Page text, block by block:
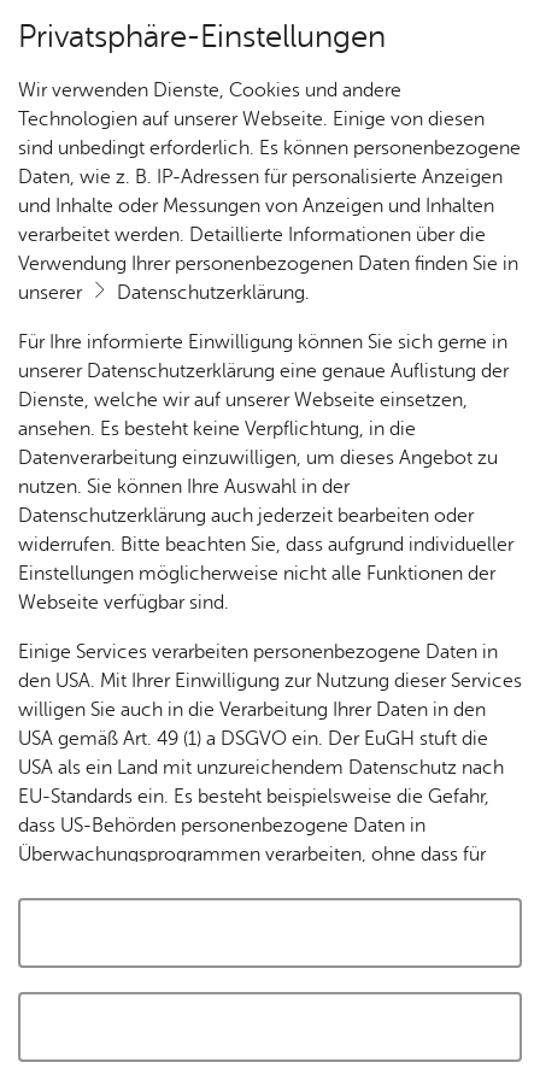
Kartenansicht
Cookie-Hinweis
Zum Laden dieser Karte wird eine Verbindung zu externen
Servern hergestellt. Diese verwenden Cookies und andere
Tracking-Technologien, um die Bedienung zu
personalisieren und zu verbessern. Weitere Informationen
finden Sie in unsererDatenschutzerklärung
Cookies akzeptieren und Karte laden
Privatsphäre-Einstellungen
Wir verwenden Dienste, Cookies und andere
Technologien auf unserer Webseite. Einige von diesen
sind unbedingt erforderlich. Es können personenbezogene
Daten, wie z. B. IP-Adressen für personalisierte Anzeigen
und Inhalte oder Messungen von Anzeigen und Inhalten
verarbeitet werden. Detaillierte Informationen über die
Verwendung Ihrer personenbezogenen Daten finden Sie in
unserer
Datenschutzerklärung.
Für Ihre informierte Einwilligung können Sie sich gerne in
unserer Datenschutzerklärung eine genaue Auflistung der
Dienste, welche wir auf unserer Webseite einsetzen,
ansehen. Es besteht keine Verpflichtung, in die
Datenverarbeitung einzuwilligen, um dieses Angebot zu
nutzen. Sie können Ihre Auswahl in der
Datenschutzerklärung auch jederzeit bearbeiten oder
widerrufen. Bitte beachten Sie, dass aufgrund individueller
Einstellungen möglicherweise nicht alle Funktionen der
Webseite verfügbar sind.
Einige Services verarbeiten personenbezogene Daten in
den USA. Mit Ihrer Einwilligung zur Nutzung dieser Services
willigen Sie auch in die Verarbeitung Ihrer Daten in den
USA gemäß Art. 49 (1) a DSGVO ein. Der EuGH stuft die
USA als ein Land mit unzureichendem Datenschutz nach
EU-Standards ein. Es besteht beispielsweise die Gefahr,
dass US-Behörden personenbezogene Daten in
Überwachungsprogrammen verarbeiten, ohne dass für